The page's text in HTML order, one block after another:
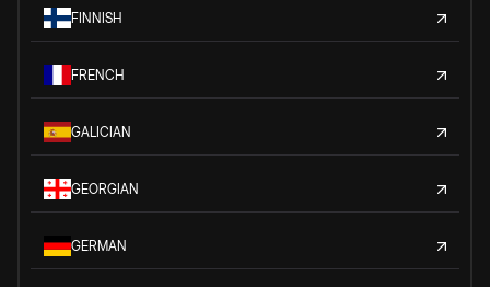
FINNISH
FRENCH
GALICIAN
GEORGIAN
GERMAN